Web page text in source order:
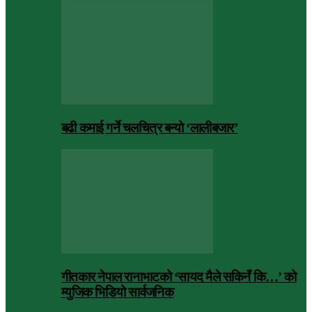
बढी कमाई गर्ने चलचित्र बन्यो ‘लालीबजार’
गीतकार नेपाल रानाभाटको ‘सायद मैले सकिनँ कि…’ को
म्युजिक भिडियो सार्वजनिक